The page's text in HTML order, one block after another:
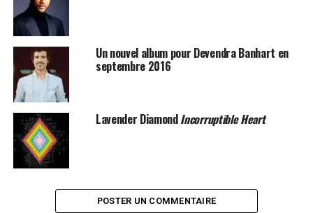
SUJETS ASSOCIÉS:
Un nouvel album pour Devendra Banhart en
septembre 2016
Lavender DiamondIncorruptible Heart
POSTER UN COMMENTAIRE